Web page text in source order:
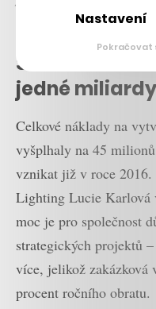
vážně pozitivní,“říká
Sklářská
jedné miliardy
Celkové náklady na
vyšplhaly na 45
vznikat již v roce 2016.
Lighting Lucie Karlová
moc je pro společnost
strategických projektů
více, jelikož zakázková
procent ročního obratu.
Nastavení
Pokračovat